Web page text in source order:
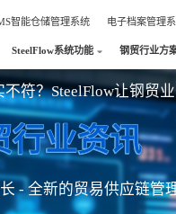
智能仓储管理系统 电子档案管理
SteelFlow系统功能 钢贸行业方
符？SteelFlow让钢贸业
行业资讯
- 全新的贸易供应链管